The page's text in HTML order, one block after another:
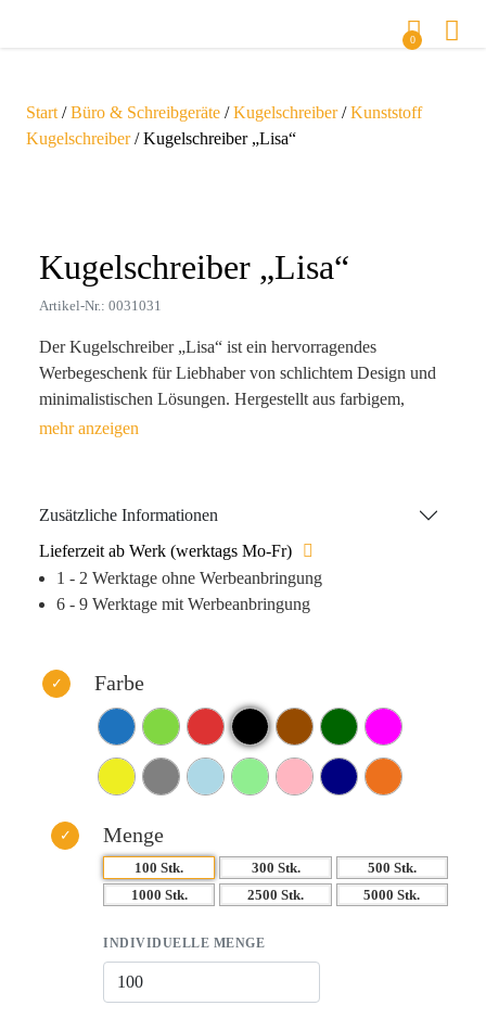
0
Start /Büro & Schreibgeräte /Kugelschreiber/Kunststoff
Kugelschreiber/ Kugelschreiber „Lisa“
Kugelschreiber „Lisa“
Artikel-Nr.: 0031031
Der Kugelschreiber „Lisa“ ist ein hervorragendes
Werbegeschenk für Liebhaber von schlichtem Design und
minimalistischen Lösungen. Hergestellt aus farbigem,
mattem Kunststoff, besticht er durch seinen rechteckigen,
Farbgebung die Blicke auf sich und ist angenehm zu
handhaben, was seine Position unter den praktischen
Werbegeschenken stärkt.
Zusätzliche Informationen
Lieferzeit ab Werk (werktags Mo-Fr)
1 - 2 Werktage ohne Werbeanbringung
6 - 9 Werktage mit Werbeanbringung
Farbe
Menge
100 Stk. 300 Stk.
500 Stk.
1000 Stk.
2500 Stk. 5000 Stk.
INDIVIDUELLE MENGE